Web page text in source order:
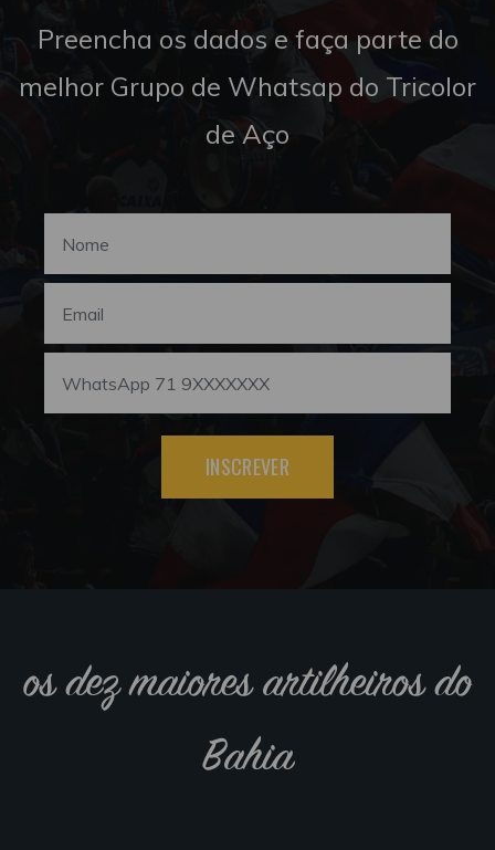
Preencha os dados e faça parte do
melhor Grupo de Whatsap do Tricolor
de Aço
INSCREVER
os dez maiores artilheiros do
Bahia